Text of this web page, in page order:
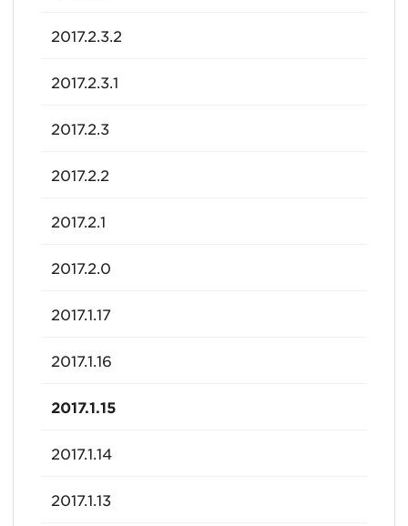
2017.2.3.2
2017.2.3.1
2017.2.3
2017.2.2
2017.2.1
2017.2.0
2017.1.17
2017.1.16
2017.1.15
2017.1.14
2017.1.13